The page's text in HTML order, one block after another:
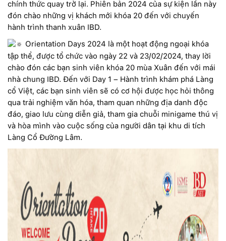
chính thức quay trở lại. Phiên bản 2024 của sự kiện lần này
đón chào những vị khách mới khóa 20 đến với chuyến
hành trình thanh xuân IBD.
Orientation Days 2024 là một hoạt động ngoại khóa
tập thể, được tổ chức vào ngày 22 và 23/02/2024, thay lời
chào đón các bạn sinh viên khóa 20 mùa Xuân đến với mái
nhà chung IBD. Đến với Day 1 – Hành trình khám phá Làng
cổ Việt, các bạn sinh viên sẽ có cơ hội được học hỏi thông
qua trải nghiệm văn hóa, tham quan những địa danh độc
đáo, giao lưu cùng diễn giả, tham gia chuỗi minigame thú vị
và hòa mình vào cuộc sống của người dân tại khu di tích
Làng Cổ Đường Lâm.